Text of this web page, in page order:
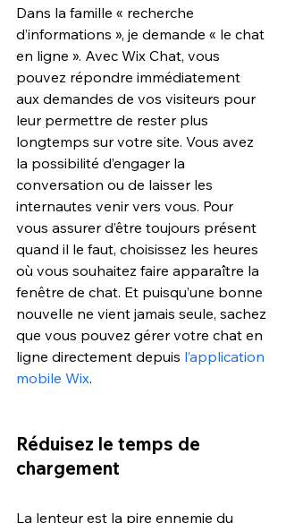
Dans la famille « recherche
d’informations », je demande « le chat
en ligne ». Avec Wix Chat, vous
pouvez répondre immédiatement
aux demandes de vos visiteurs pour
leur permettre de rester plus
longtemps sur votre site. Vous avez
la possibilité d’engager la
conversation ou de laisser les
internautes venir vers vous. Pour
vous assurer d’être toujours présent
quand il le faut, choisissez les heures
où vous souhaitez faire apparaître la
fenêtre de chat. Et puisqu’une bonne
nouvelle ne vient jamais seule, sachez
que vous pouvez gérer votre chat en
ligne directement depuis l’application
mobile Wix.
Réduisez le temps de
chargement
La lenteur est la pire ennemie du